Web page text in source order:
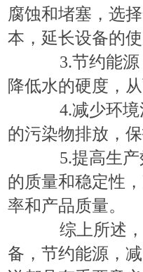
腐蚀和堵塞，选
本，延长设备的
3.节约能源
降低水的硬度，
4.减少环境
的污染物排放，
5.提高生产
的质量和稳定性
率和产品质量。
综上所述，
备，节约能源，